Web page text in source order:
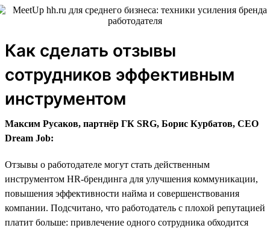
Как сделать отзывы
сотрудников эффективным
инструментом
Максим Русаков, партнёр ГК SRG, Борис Курбатов, CEO
Dream Job:
Отзывы о работодателе могут стать действенным
инструментом HR-брендинга для улучшения коммуникации,
повышения эффективности найма и совершенствования
компании. Подсчитано, что работодатель с плохой репутацией
платит больше: привлечение одного сотрудника обходится